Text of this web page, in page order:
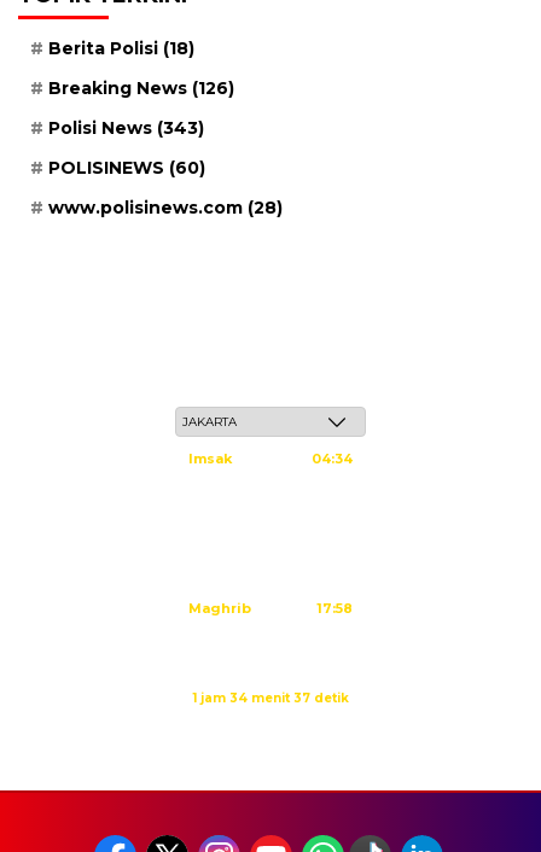
Berita Polisi (18)
Breaking News (126)
Polisi News (343)
POLISINEWS (60)
www.polisinews.com (28)
Imsak 04:34
Maghrib 17:58
1 jam 34 menit 37 detik